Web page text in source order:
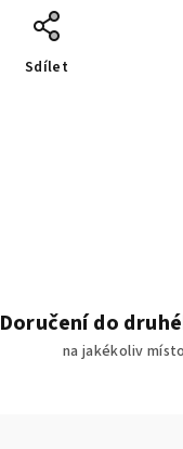
Sdílet
Doručení do
na jakékoliv místo